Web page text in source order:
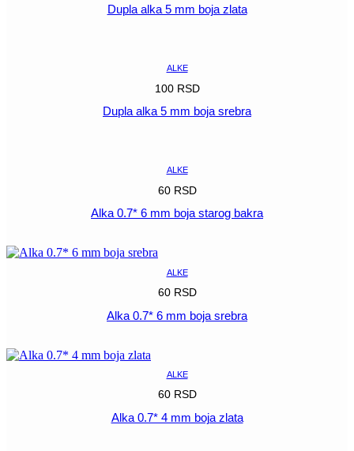
Dupla alka 5 mm boja zlata
ALKE
100 RSD
Dupla alka 5 mm boja srebra
ALKE
60 RSD
Alka 0.7* 6 mm boja starog bakra
ALKE
60 RSD
Alka 0.7* 6 mm boja srebra
ALKE
60 RSD
Alka 0.7* 4 mm boja zlata